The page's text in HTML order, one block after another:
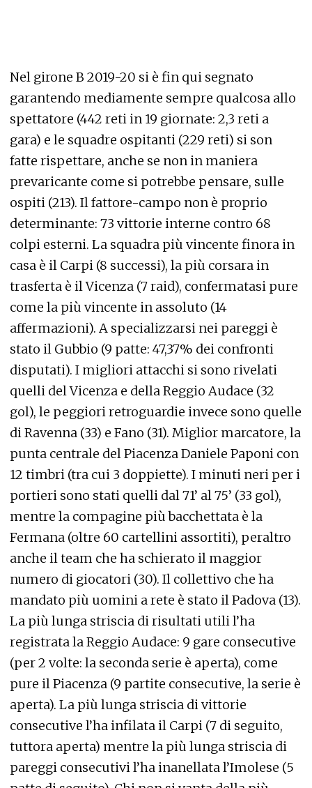
Nel girone B 2019-20 si è fin qui segnato
garantendo mediamente sempre qualcosa allo
spettatore (442 reti in 19 giornate: 2,3 reti a
gara) e le squadre ospitanti (229 reti) si son
fatte rispettare, anche se non in maniera
prevaricante come si potrebbe pensare, sulle
ospiti (213). Il fattore-campo non è proprio
determinante: 73 vittorie interne contro 68
colpi esterni. La squadra più vincente finora in
casa è il Carpi (8 successi), la più corsara in
trasferta è il Vicenza (7 raid), confermatasi pure
come la più vincente in assoluto (14
affermazioni). A specializzarsi nei pareggi è
stato il Gubbio (9 patte: 47,37% dei confronti
disputati). I migliori attacchi si sono rivelati
quelli del Vicenza e della Reggio Audace (32
gol), le peggiori retroguardie invece sono quelle
di Ravenna (33) e Fano (31). Miglior marcatore, la
punta centrale del Piacenza Daniele Paponi con
12 timbri (tra cui 3 doppiette). I minuti neri per i
portieri sono stati quelli dal 71’ al 75’ (33 gol),
mentre la compagine più bacchettata è la
Fermana (oltre 60 cartellini assortiti), peraltro
anche il team che ha schierato il maggior
numero di giocatori (30). Il collettivo che ha
mandato più uomini a rete è stato il Padova (13).
La più lunga striscia di risultati utili l’ha
registrata la Reggio Audace: 9 gare consecutive
(per 2 volte: la seconda serie è aperta), come
pure il Piacenza (9 partite consecutive, la serie è
aperta). La più lunga striscia di vittorie
consecutive l’ha infilata il Carpi (7 di seguito,
tuttora aperta) mentre la più lunga striscia di
pareggi consecutivi l’ha inanellata l’Imolese (5